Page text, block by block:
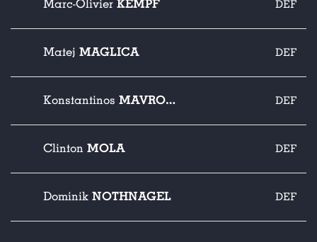
Marc-Olivier KEMPF DEF
Matej MAGLICA DEF
Konstantinos MAVROPANOS DEF
Clinton MOLA DEF
Dominik NOTHNAGEL DEF